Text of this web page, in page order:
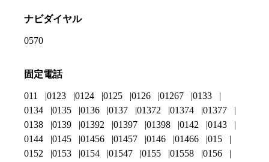
ナビダイヤル
0570
固定電話
011 0123 0124 0125 0126 01267
0133
0134
0135 0136 0137 01372 01374
01377
0138
0139 01392 01397 01398 0142
0143
0144
0145 01456 01457 0146 01466
015
0152
0153 0154 01547 0155 01558
0156